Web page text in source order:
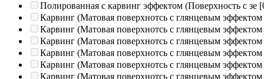
Полированная c карвинг эффектом (Поверхность с зе
Карвинг (Матовая поверхнотсь с глянцевым эффектом
Карвинг (Матовая поверхнотсь с глянцевым эффектом
Карвинг (Матовая поверхнотсь с глянцевым эффектом
Карвинг (Матовая поверхнотсь с глянцевым эффектом
Карвинг (Матовая поверхнотсь с глянцевым эффектом
Карвинг (Матовая поверхнотсь с глянцевым эффектом